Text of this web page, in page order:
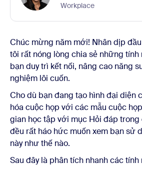
Workplace
Chúc mừng năm mới! Nhân dịp
tôi rất nóng lòng chia sẻ những
bạn duy trì kết nối, nâng cao năng
nghiệm lôi cuốn.
Cho dù bạn đang tạo hình đại diện
hóa cuộc họp với các mẫu cuộc
gian học tập với mục Hỏi đáp
đều rất háo hức muốn xem bạn sử
này như thế nào.
Sau đây là phân tích nhanh các